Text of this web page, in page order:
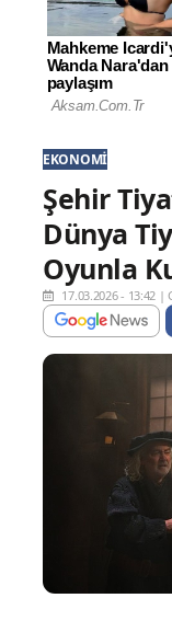
EKONOMI
Şehir
Dünya
Oyunla
17.03.2026 - 13:42 |